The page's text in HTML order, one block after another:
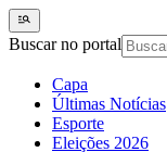
Buscar no portal
Capa
Últimas Notícias
Esporte
Eleições 2026